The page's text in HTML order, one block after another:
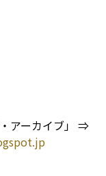
アーカイブ」 ⇒